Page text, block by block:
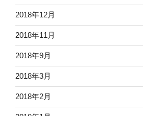
2018年12月
2018年11月
2018年9月
2018年3月
2018年2月